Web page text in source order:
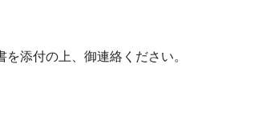
添付の上、御連絡ください。